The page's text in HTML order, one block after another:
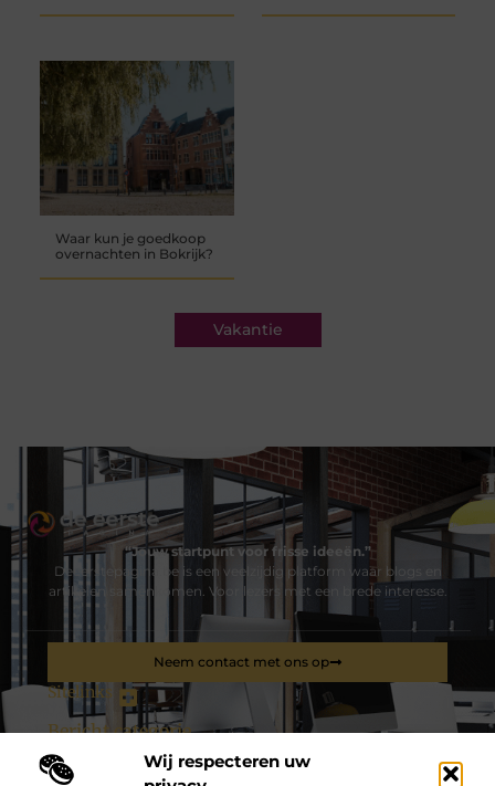
Wij respecteren uw
Waar kun je goedkoop
overnachten in Bokrijk?
Vakantie
“Jouw startpunt voor frisse ideeën.”
Deeerstepagina.be is een veelzijdig platform waar blogs en
artikelen samenkomen. Voor lezers met een brede interesse.
Sitelinks
Bericht categorie
Neem contact met ons op